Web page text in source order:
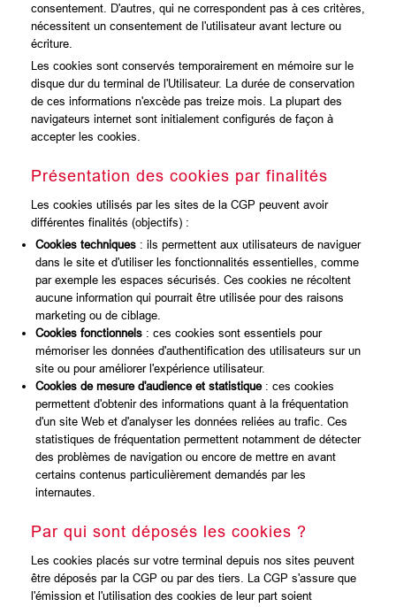
consentement. D'autres, qui ne correspondent pas à ces critères,
nécessitent un consentement de l'utilisateur avant lecture ou
écriture.
Les cookies sont conservés temporairement en mémoire sur le
disque dur du terminal de l'Utilisateur. La durée de conservation
de ces informations n'excède pas treize mois. La plupart des
navigateurs internet sont initialement configurés de façon à
accepter les cookies.
Présentation des cookies par finalités
Les cookies utilisés par les sites de la CGP peuvent avoir
différentes finalités (objectifs) :
Cookies techniques : ils permettent aux utilisateurs de naviguer
dans le site et d'utiliser les fonctionnalités essentielles, comme
par exemple les espaces sécurisés. Ces cookies ne récoltent
aucune information qui pourrait être utilisée pour des raisons
marketing ou de ciblage.
Cookies fonctionnels : ces cookies sont essentiels pour
mémoriser les données d'authentification des utilisateurs sur un
site ou pour améliorer l'expérience utilisateur.
Cookies de mesure d'audience et statistique: ces cookies
permettent d'obtenir des informations quant à la fréquentation
d'un site Web et d'analyser les données reliées au trafic. Ces
statistiques de fréquentation permettent notamment de détecter
des problèmes de navigation ou encore de mettre en avant
certains contenus particulièrement demandés par les
internautes.
Par qui sont déposés les cookies ?
Les cookies placés sur votre terminal depuis nos sites peuvent
être déposés par la CGP ou par des tiers. La CGP s'assure que
l'émission et l'utilisation des cookies de leur part soient